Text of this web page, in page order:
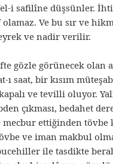
i safilîne düşsünler.
Ve bu sır ve
ve nadir verilir.
gözle görünecek olan
ı saat, bir kısım
ve tevilli oluyor.
çıkması, bedahet
ettiğinden tövbe
ve iman makbul
ile tasdikte